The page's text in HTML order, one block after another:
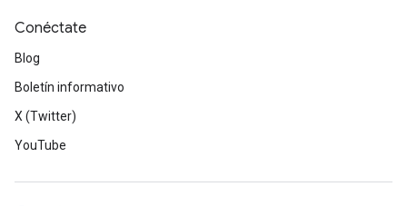
Conéctate
Blog
Boletín informativo
X (Twitter)
YouTube